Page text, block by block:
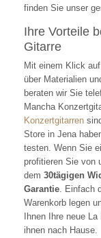
finden Sie unser
Ihre Vorteile
Gitarre
Mit einem Klick
über Materialien
beraten wir Sie
Mancha
Konzertgitarren
Store in Jena
testen. Wenn Sie
profitieren Sie von
dem 30tägigen
Garantie. Einfach
Warenkorb legen
Ihnen Ihre neue
ihnen nach Hause.